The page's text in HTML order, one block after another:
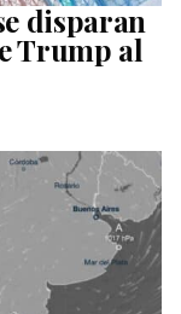
disparan
Trump al